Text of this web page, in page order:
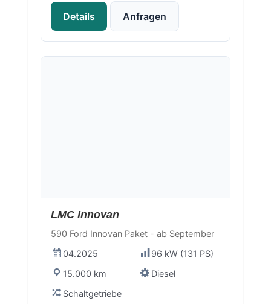
Details Anfragen
LMC Innovan
590 Ford Innovan Paket - ab September
04.2025
96 kW (131 PS)
15.000 km
Diesel
Schaltgetriebe